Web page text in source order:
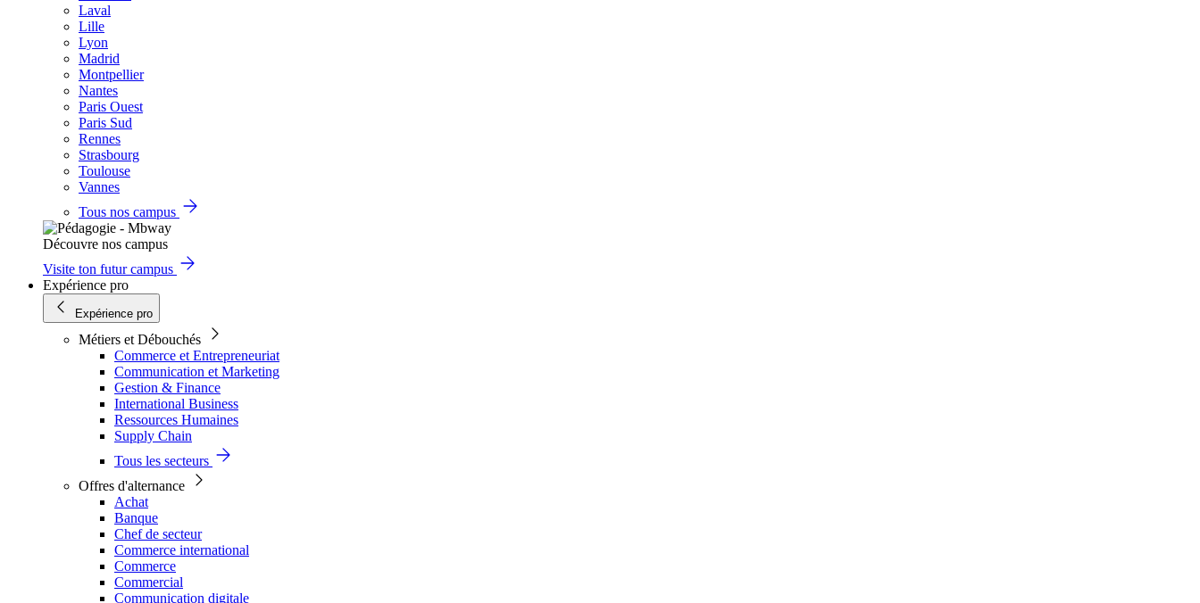
Laval
Lille
Lyon
Madrid
Montpellier
Nantes
Paris Ouest
Paris Sud
Rennes
Strasbourg
Toulouse
Vannes
Tous nos campus
Découvre nos campus
Visite ton futur campus
Expérience pro
Expérience pro
Métiers et Débouchés
Commerce et Entrepreneuriat
Communication et Marketing
Gestion & Finance
International Business
Ressources Humaines
Supply Chain
Tous les secteurs
Offres d'alternance
Achat
Banque
Chef de secteur
Commerce international
Commerce
Commercial
Communication digitale